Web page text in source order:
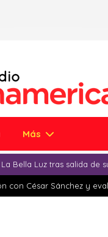
Más
Bella Luz tras salida de
con César Sánchez y